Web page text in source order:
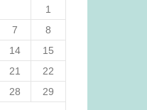
1
7
8
14
15
21
22
28
29